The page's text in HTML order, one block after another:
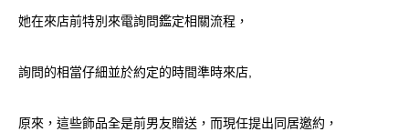
她在來店前特別來電詢問鑑定相關流程，
詢問的相當仔細並於約定的時間準時來店,
原來，這些飾品全是前男友贈送，而現任提出同居邀約，